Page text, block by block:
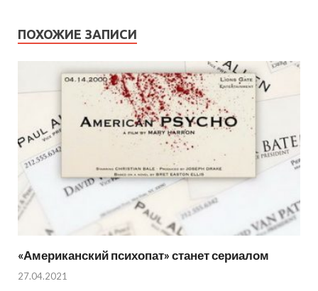
ПОХОЖИЕ ЗАПИСИ
«Американский психопат» станет сериалом
27.04.2021